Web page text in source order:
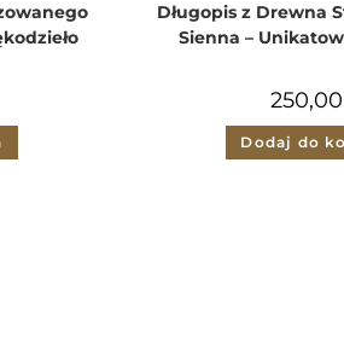
Długopis z Drewna
Sienna –
250,00
Dodaj do